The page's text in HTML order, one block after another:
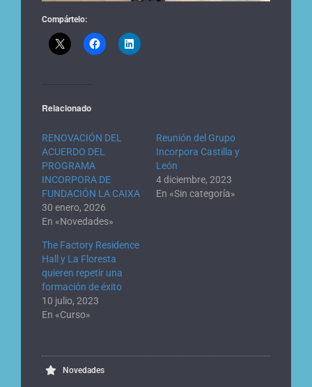
Compártelo:
Relacionado
RENOVACIÓN DEL
ACUERDO DEL
PROGRAMA
INCORPORA DE
FUNDACIÓN LA CAIXA
30 enero, 2026
En «Novedades»
Reunión del Grupo
Incorpora Castilla y
León
4 diciembre, 2023
En «Sin categoría»
The Factory Residence
Hall y La Floresta
quieren repetir una
formación de éxito
10 julio, 2023
En «Curso»
Novedades